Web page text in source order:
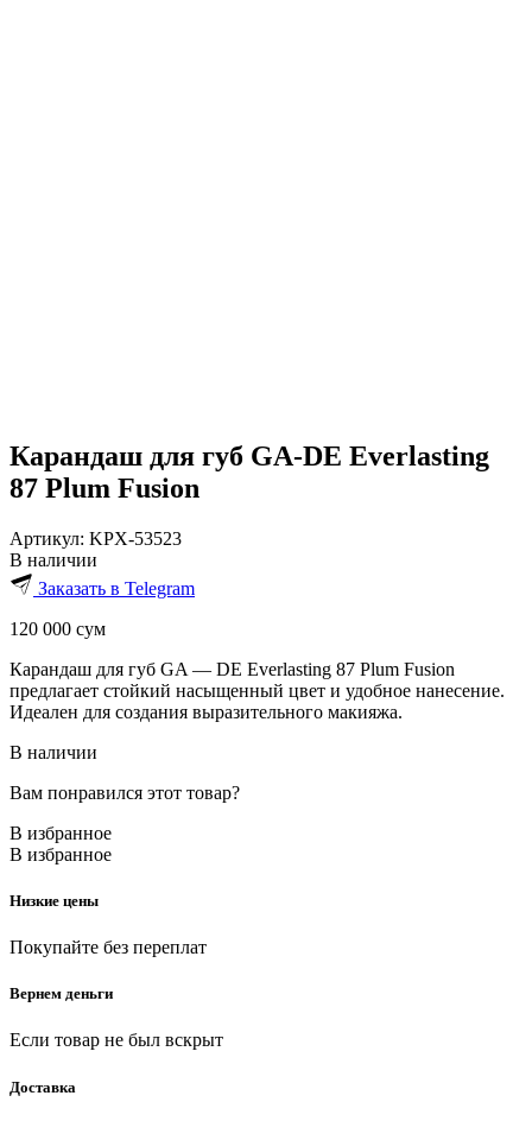
Карандаш для губ GA-DE Everlasting
87 Plum Fusion
Артикул: KPX-53523
В наличии
Заказать в Telegram
120 000 сум
Карандаш для губ GA — DE Everlasting 87 Plum Fusion
предлагает стойкий насыщенный цвет и удобное нанесение.
Идеален для создания выразительного макияжа.
В наличии
Вам понравился этот товар?
В избранное
В избранное
Низкие цены
Покупайте без переплат
Вернем деньги
Если товар не был вскрыт
Доставка